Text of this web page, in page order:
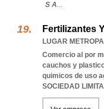
S A...
Fertilizantes
LUGAR
Comercio al por
cauchos y
quimicos de uso
SOCIEDAD